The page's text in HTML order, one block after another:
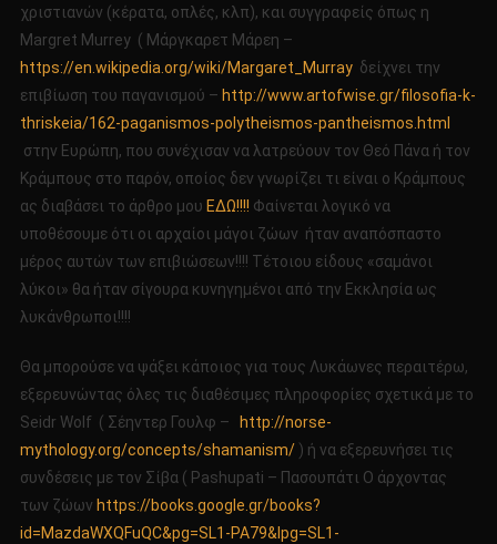
χριστιανών (κέρατα, οπλές, κλπ), και συγγραφείς όπως η
Margret Murrey ( Μάργκαρετ Μάρεη –
https://en.wikipedia.org/wiki/Margaret_Murrayδείχνει την
επιβίωση του παγανισμού – http://www.artofwise.gr/filosofia-k-
thriskeia/162-paganismos-polytheismos-pantheismos.html
στην Ευρώπη, που συνέχισαν να λατρεύουν τον Θεό Πάνα ή τον
Κράμπους στο παρόν, οποίος δεν γνωρίζει τι είναι ο Κράμπους
ας διαβάσει το άρθρο μου ΕΔΩ!!!! Φαίνεται λογικό να
υποθέσουμε ότι οι αρχαίοι μάγοι ζώων ήταν αναπόσπαστο
μέρος αυτών των επιβιώσεων!!!! Τέτοιου είδους «σαμάνοι
λύκοι» θα ήταν σίγουρα κυνηγημένοι από την Εκκλησία ως
λυκάνθρωποι!!!!
Θα μπορούσε να ψάξει κάποιος για τους Λυκάωνες περαιτέρω,
εξερευνώντας όλες τις διαθέσιμες πληροφορίες σχετικά με το
Seidr Wolf ( Σέηντερ Γουλφ –
http://norse-
mythology.org/concepts/shamanism/) ή να εξερευνήσει τις
συνδέσεις με τον Σίβα ( Pashupati – Πασουπάτι Ο άρχοντας
των ζώων https://books.google.gr/books?
id=MazdaWXQFuQC&pg=SL1-PA79&lpg=SL1-